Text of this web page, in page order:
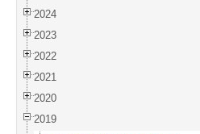
2024
2023
2022
2021
2020
2019